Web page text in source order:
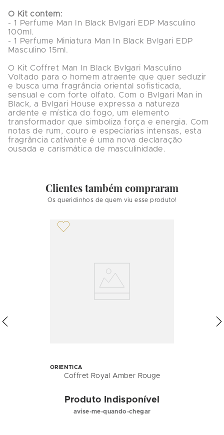
O Kit contem:
- 1 Perfume Man In Black Bvlgari EDP Masculino
100ml.
- 1 Perfume Miniatura Man In Black Bvlgari EDP
Masculino 15ml.
O Kit Coffret Man In Black Bvlgari Masculino
Voltado para o homem atraente que quer seduzir
e busca uma fragrância oriental sofisticada,
sensual e com forte olfato. Com o Bvlgari Man in
Black, a Bvlgari House expressa a natureza
ardente e mística do fogo, um elemento
transformador que simboliza força e energia. Com
notas de rum, couro e especiarias intensas, esta
fragrância cativante é uma nova declaração
ousada e carismática de masculinidade.
Clientes também compraram
Os queridinhos de quem viu esse produto!
ORIENTICA
Coffret Royal Amber Rouge
Produto Indisponível
avise-me-quando-chegar